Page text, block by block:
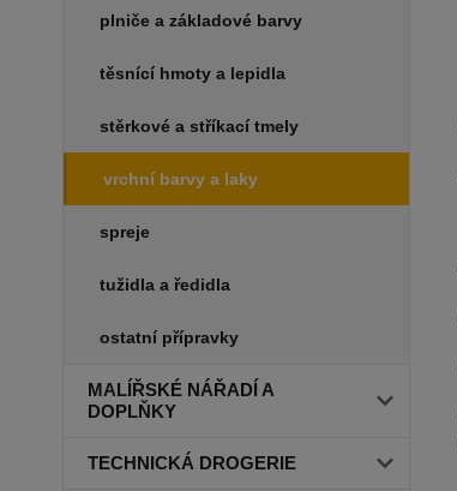
plniče a základové barvy
těsnící hmoty a lepidla
stěrkové a stříkací tmely
vrchní barvy a laky
spreje
tužidla a ředidla
ostatní přípravky
MALÍŘSKÉ NÁŘADÍ A
DOPLŇKY
TECHNICKÁ DROGERIE